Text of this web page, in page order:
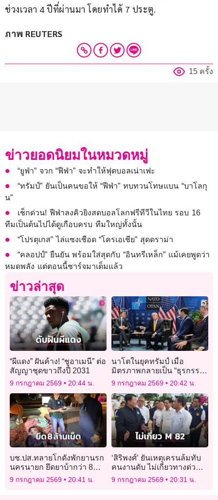
ช่วงเวลา 4 ปีที่ผ่านมา โดยทำได้ 7 ประตู.
ภาพ REUTERS
15 ครั้ง
ข่าวยอดนิยมในหมวดหมู่
“ยูฟ่า” จวก “ฟีฟ่า” จะทำให้ฟุตบอลเน่าเฟะ
“ทรัมป์” ยันเป็นคนขอให้ “ฟีฟ่า” ทบทวนโทษแบน “บาโลกุ
น”
เช็กด่วน! ฟีฟ่าลงคิวยิงสดบอลโลกฟรีทีวีในไทย รอบ 16
ทีมเป็นต้นไปได้ดูเกือบครบ ทีมใหญ่ทั้งนั้น
“โปรตุเกส” ไล่แซงเชือด “โครเอเชีย” สุดดราม่า
“คลอปป์” ยืนยัน พร้อมใส่สุดกับ “อินทรีเหล็ก” แม้เคยพูดว่า
หมดพลัง แต่ตอนนี้ชาร์จมาเต็มแล้ว
ข่าวล่าสุด
“ผีแดง” ฝันค้าง! “ชูอาเมนี” ต่อ
สัญญาชุดขาวถึงปี 2031
9 กรกฎาคม 2569 20:44 น.
นาโตในยุคทรัมป์ เมื่อ
มิตรภาพกลายเป็น “ธุรกรรม
ต่างตอบแทน”
9 กรกฎาคม 2569 20:42 น.
บช.ปส.ทลายโกดังพักยานรก
นครนายก ยึดยาบ้ากว่า 8
ล้านเม็ด รวบ 5 ผู้ต้องหา
9 กรกฎาคม 2569 20:41 น.
‘สิริพงศ์’ ยันเหตุเครนล้มทับ
คนงานดับ ไม่เกี่ยวทางด่วน
พิเศษ M82 ใช้เส้นทางได้ปกติ
9 กรกฎาคม 2569 20:31 น.